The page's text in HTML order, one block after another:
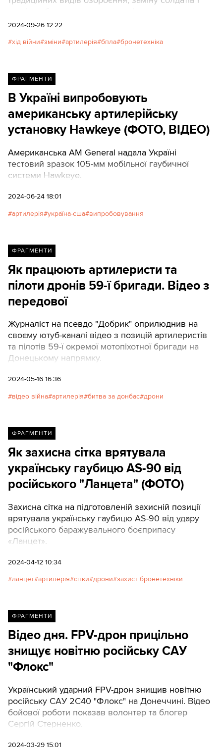
далеко. Texty.org.ua з’ясовували, як змінилася
2024-09-26 12:22
хід війни зміни артилерія бпла бронетехніка
ФРАГМЕНТИ
В Україні випробовують
американську артилерійську
установку Hawkeye (ФОТО, ВІДЕО)
Американська AM General надала Україні
тестовий зразок 105-мм мобільної гаубичної
системи Hawkeye.
2024-06-24 18:01
артилерія україна-сша випробовування
ФРАГМЕНТИ
Як працюють артилеристи та
пілоти дронів 59-ї бригади. Відео з
передової
Журналіст на псевдо "Добрик" оприлюднив на
своєму ютуб-каналі відео з позицій артилеристів
та пілотів 59-ї окремої мотопіхотної бригади на
Донецькому напрямку.
2024-05-16 16:36
відео війна артилерія битва за донбас дрони
ФРАГМЕНТИ
Як захисна сітка врятувала
українську гаубицю AS-90 від
російського "Ланцета" (ФОТО)
Захисна сітка на підготовленій захисній позиції
врятувала українську гаубицю AS-90 від удару
російського баражувального боєприпасу
«Ланцет».
2024-04-12 10:34
ланцет артилерія сітки дрони захист бронетехніки
ФРАГМЕНТИ
Відео дня. FPV-дрон прицільно
знищує новітню російську САУ
"Флокс"
Український ударний FPV-дрон знищив новітню
російську САУ 2С40 "Флокс" на Донеччині. Відео
бойової роботи показав волонтер та блогер
Сергій Стерненко.
2024-03-29 15:01